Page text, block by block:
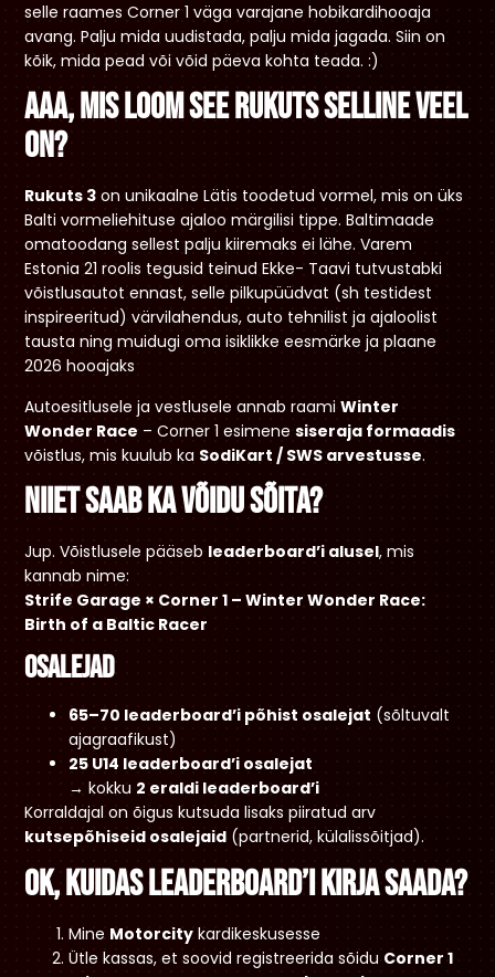
selle raames Corner 1 väga varajane hobikardihooaja
avang. Palju mida uudistada, palju mida jagada. Siin on
kõik, mida pead või võid päeva kohta teada. :)
Aaa, mis loom see Rukuts selline veel
on?
Rukuts 3 on unikaalne Lätis toodetud vormel, mis on üks
Balti vormeliehituse ajaloo märgilisi tippe. Baltimaade
omatoodang sellest palju kiiremaks ei lähe. Varem
Estonia 21 roolis tegusid teinud Ekke- Taavi tutvustabki
võistlusautot ennast, selle pilkupüüdvat (sh testidest
inspireeritud) värvilahendus, auto tehnilist ja ajaloolist
tausta ning muidugi oma isiklikke eesmärke ja plaane
2026 hooajaks
Autoesitlusele ja vestlusele annab raamiWinter
Wonder Race – Corner 1 esimenesiseraja formaadis
võistlus, mis kuulub ka SodiKart / SWS arvestusse.
Niiet saab ka võidu sõita?
Jup. Võistlusele pääseb leaderboard’i alusel, mis
kannab nime:
Strife Garage × Corner 1 – Winter Wonder Race:
Birth of a Baltic Racer
Osalejad
65–70 leaderboard’i põhist osalejat (sõltuvalt
ajagraafikust)
25 U14 leaderboard’i osalejat
→ kokku 2 eraldi leaderboard’i
Korraldajal on õigus kutsuda lisaks piiratud arv
kutsepõhiseid osalejaid (partnerid, külalissõitjad).
Ok, kuidas leaderboard’i kirja saada?
Mine Motorcity kardikeskusesse
Ütle kassas, et soovid registreerida sõidu Corner 1